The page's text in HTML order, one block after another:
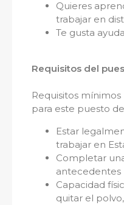
Quieres
trabajar en
Te gusta
Requisitos del
Requisitos mínimos
para este puesto
Estar
trabajar en
Completar
antecedentes
Capacidad
quitar el